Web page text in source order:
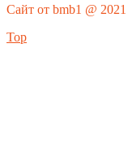
Сайт от bmb1 @ 2021
Top